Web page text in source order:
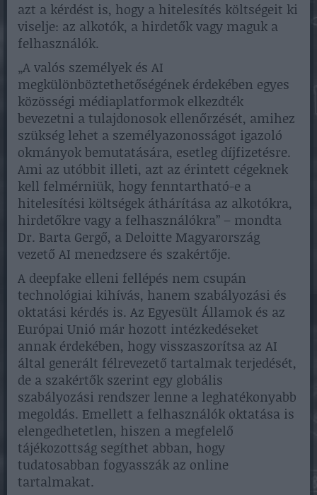
azt a kérdést is, hogy a hitelesítés költségeit ki
viselje: az alkotók, a hirdetők vagy maguk a
felhasználók.
„A valós személyek és AI
megkülönböztethetőségének érdekében egyes
közösségi médiaplatformok elkezdték
bevezetni a tulajdonosok ellenőrzését, amihez
szükség lehet a személyazonosságot igazoló
okmányok bemutatására, esetleg díjfizetésre.
Ami az utóbbit illeti, azt az érintett cégeknek
kell felmérniük, hogy fenntartható-e a
hitelesítési költségek áthárítása az alkotókra,
hirdetőkre vagy a felhasználókra” – mondta
Dr. Barta Gergő, a Deloitte Magyarország
vezető AI menedzsere és szakértője.
A deepfake elleni fellépés nem csupán
technológiai kihívás, hanem szabályozási és
oktatási kérdés is. Az Egyesült Államok és az
Európai Unió már hozott intézkedéseket
annak érdekében, hogy visszaszorítsa az AI
által generált félrevezető tartalmak terjedését,
de a szakértők szerint egy globális
szabályozási rendszer lenne a leghatékonyabb
megoldás. Emellett a felhasználók oktatása is
elengedhetetlen, hiszen a megfelelő
tájékozottság segíthet abban, hogy
tudatosabban fogyasszák az online
tartalmakat.